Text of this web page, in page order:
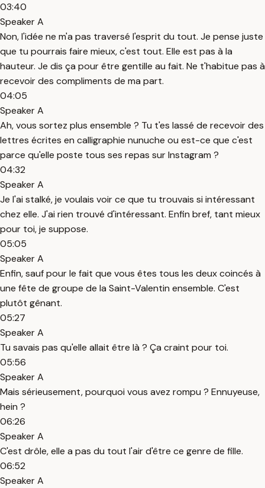
03:40
Speaker A
Non, l'idée ne m'a pas traversé l'esprit du tout. Je pense juste
que tu pourrais faire mieux, c'est tout. Elle est pas à la
hauteur. Je dis ça pour être gentille au fait. Ne t'habitue pas à
recevoir des compliments de ma part.
04:05
Speaker A
Ah, vous sortez plus ensemble ? Tu t'es lassé de recevoir des
lettres écrites en calligraphie nunuche ou est-ce que c'est
parce qu'elle poste tous ses repas sur Instagram ?
04:32
Speaker A
Je l'ai stalké, je voulais voir ce que tu trouvais si intéressant
chez elle. J'ai rien trouvé d'intéressant. Enfin bref, tant mieux
pour toi, je suppose.
05:05
Speaker A
Enfin, sauf pour le fait que vous êtes tous les deux coincés à
une fête de groupe de la Saint-Valentin ensemble. C'est
plutôt gênant.
05:27
Speaker A
Tu savais pas qu'elle allait être là ? Ça craint pour toi.
05:56
Speaker A
Mais sérieusement, pourquoi vous avez rompu ? Ennuyeuse,
hein ?
06:26
Speaker A
C'est drôle, elle a pas du tout l'air d'être ce genre de fille.
06:52
Speaker A